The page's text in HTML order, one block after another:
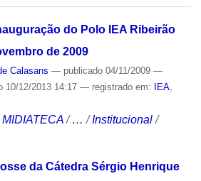
do Polo IEA Ribeirão
de 2009
Calasans — publicado04/11/2009 —
10/12/2013 14:17 — registrado em: IEA,
MIDIATECA /…/Institucional /
da Cátedra Sérgio Henrique